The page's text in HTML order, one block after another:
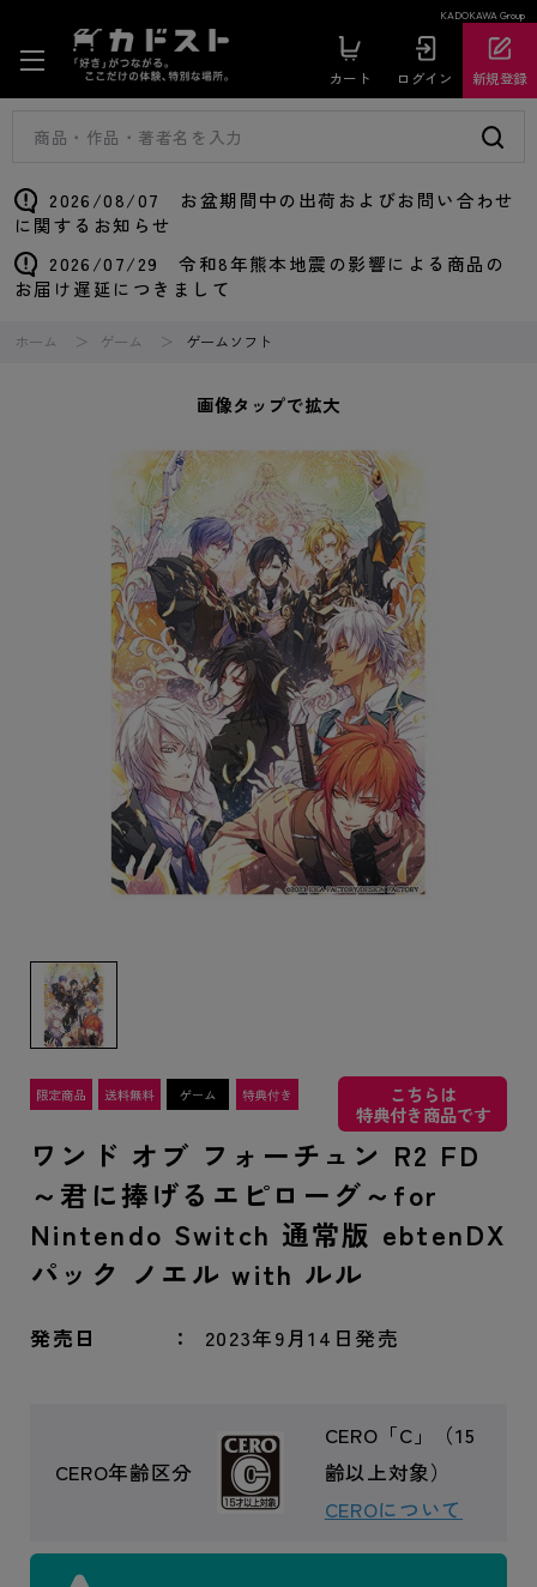
KADOKAWA Group
カート ログイン 新規登録
2026/08/07 お盆期間中の出荷およびお問い合わせ
に関するお知らせ
2026/07/29 令和8年熊本地震の影響による商品の
お届け遅延につきまして
ホーム ゲーム ゲームソフト
画像タップで拡大
こちらは
特典付き商品です
ワンド オブ フォーチュン R2 FD
～君に捧げるエピローグ～for
Nintendo Switch 通常版 ebtenDX
パック ノエル with ルル
発売日 2023年9月14日発売
CERO年齢区分
CERO「C」（15
齢以上対象）
CEROについて